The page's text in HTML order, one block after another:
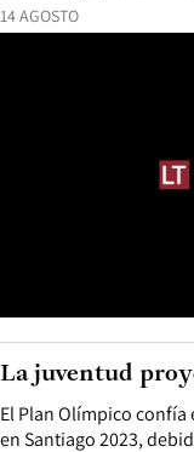
14 AGOSTO
El Plan Olímpico confía
en Santiago 2023,
La juventud